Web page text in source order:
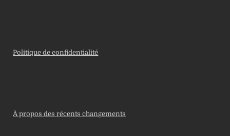
Politique de confidentialité
À propos des récents changements